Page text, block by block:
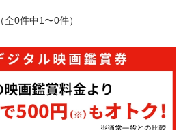
（全0件中1〜0件）